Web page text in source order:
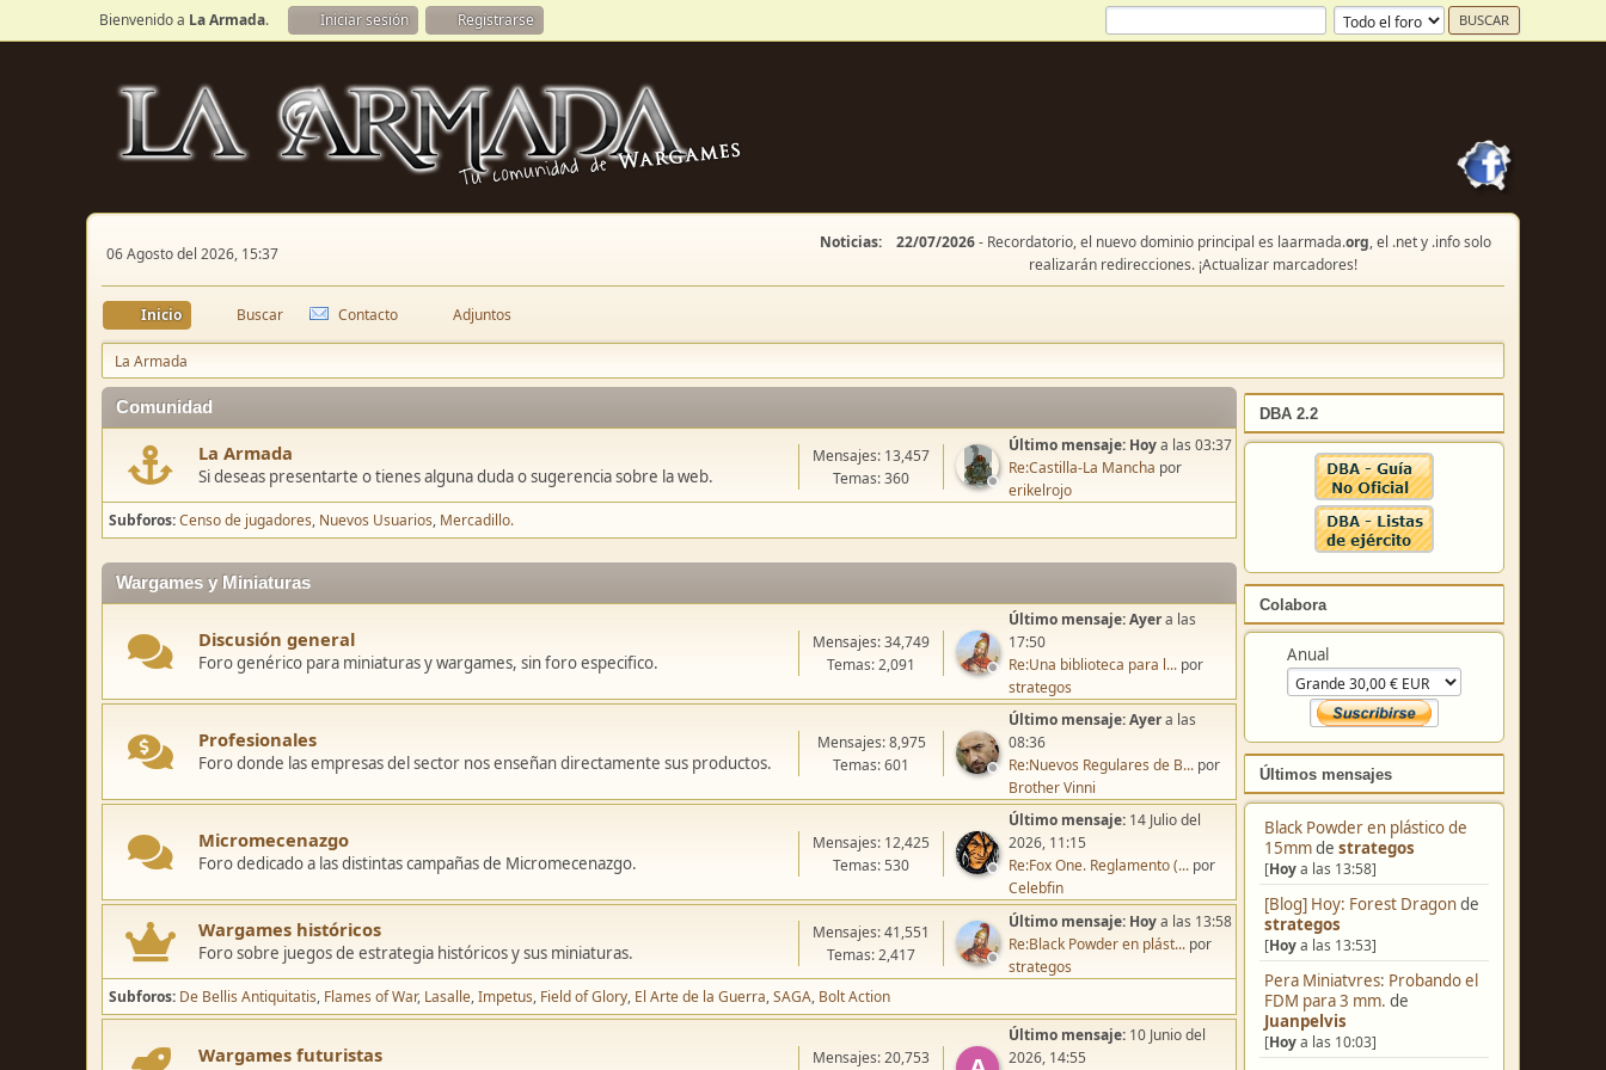
Bienvenido a La Armada. Iniciar sesión Registrarse
06 Agosto del 2026, 15:37
Noticias: 22/07/2026- Recordatorio, el nuevo dominio principal es laarmada.org, el .net y .info solo
realizarán redirecciones. ¡Actualizar marcadores!
Inicio Buscar Contacto Adjuntos
La Armada
DBA 2.2
Colabora
Anual
Últimos mensajes
Black Powder en plástico de
15mmde strategos
[Hoya las 13:58]
[Blog] Hoy: Forest Dragonde
strategos
[Hoya las 13:53]
Pera Miniatvres: Probando el
FDM para 3 mm. de
Juanpelvis
[Hoya las 10:03]
Comunidad
La Armada
Si deseas presentarte o tienes alguna duda o sugerencia sobre la web.
Mensajes: 13,457
Temas: 360
Último mensaje: Hoya las 03:37
Re:Castilla-La Mancha por
erikelrojo
Subforos Censo de jugadores Nuevos Usuarios Mercadillo.
Wargames y Miniaturas
Discusión general
Foro genérico para miniaturas y wargames, sin foro especifico.
Mensajes: 34,749
Temas: 2,091
Último mensaje:Ayera las
17:50
Re:Una biblioteca para l... por
strategos
Profesionales
Foro donde las empresas del sector nos enseñan directamente sus productos.
Mensajes: 8,975
Temas: 601
Último mensaje:Ayera las
08:36
Re:Nuevos Regulares de B... por
Brother Vinni
Micromecenazgo
Foro dedicado a las distintas campañas de Micromecenazgo.
Mensajes: 12,425
Temas: 530
Último mensaje: 14 Julio del
2026, 11:15
Re:Fox One. Reglamento (... por
Celebfin
Wargames históricos
Foro sobre juegos de estrategia históricos y sus miniaturas.
Mensajes: 41,551
Temas: 2,417
Último mensaje: Hoya las 13:58
Re:Black Powder en plást... por
strategos
Subforos De Bellis Antiquitatis Flames of War Lasalle Impetus Field of Glory El Arte de la Guerra SAGA Bolt Action
Wargames futuristas Mensajes: 20,753
Último mensaje: 10 Junio del
2026, 14:55